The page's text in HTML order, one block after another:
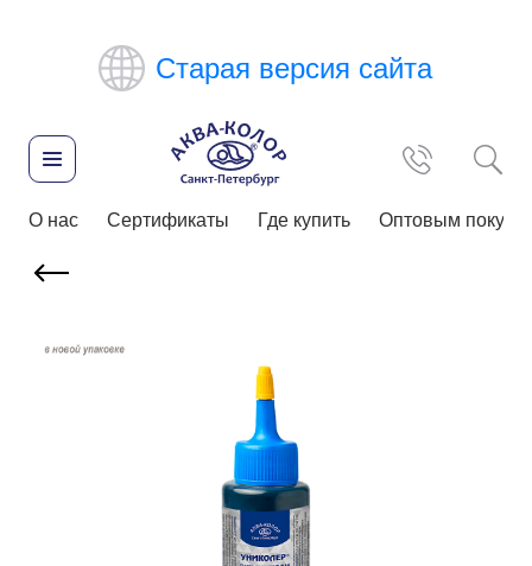
Старая версия сайта
О нас Сертификаты Где купить Оптовым